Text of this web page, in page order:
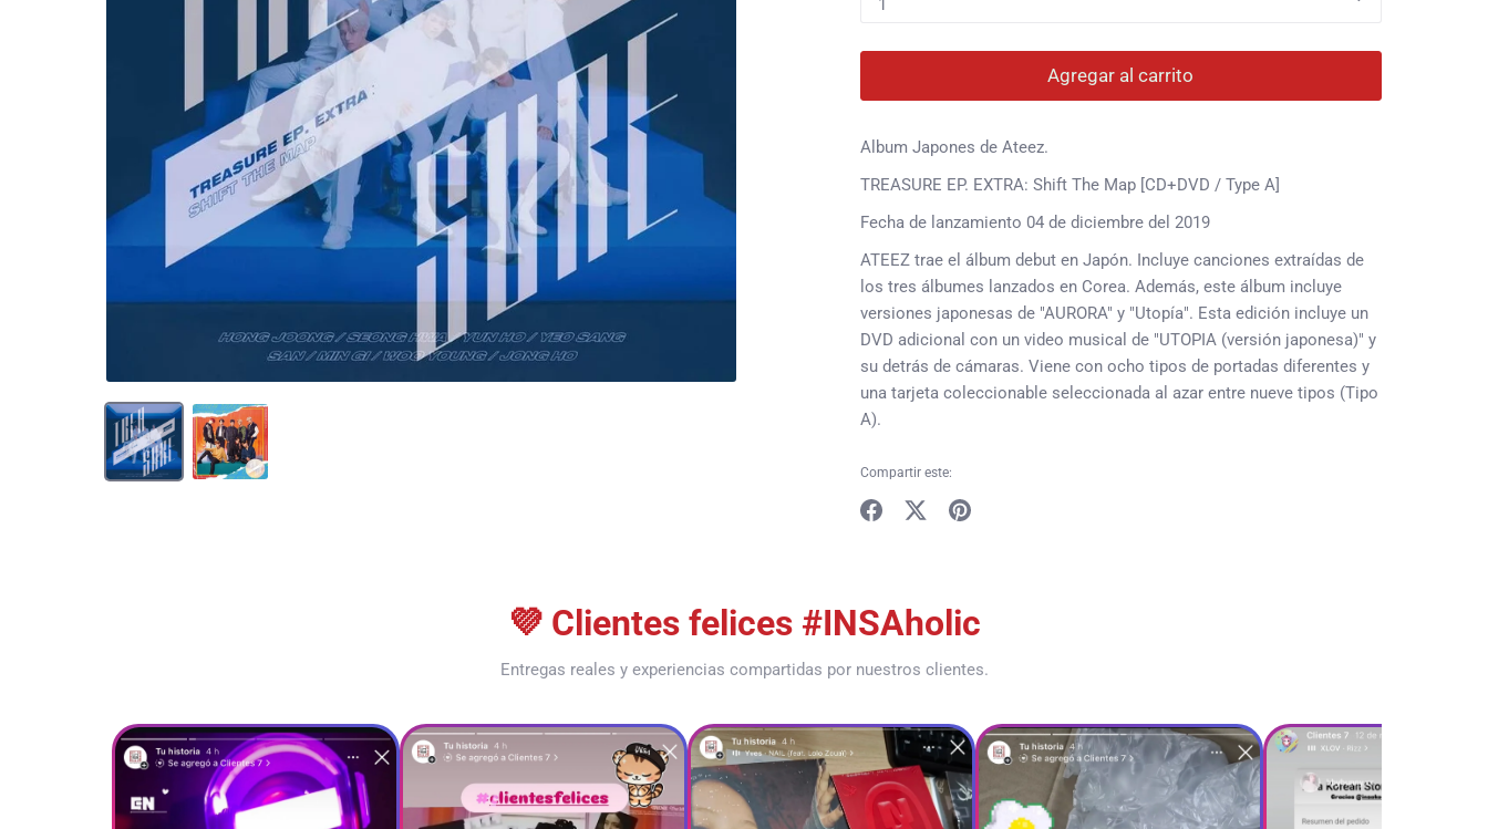
1
Agregar al carrito
Album Japones de Ateez.
TREASURE EP. EXTRA: Shift The Map [CD+DVD / Type A]
Fecha de lanzamiento 04 de diciembre del 2019
ATEEZ trae el álbum debut en Japón. Incluye canciones extraídas de
los tres álbumes lanzados en Corea. Además, este álbum incluye
versiones japonesas de "AURORA" y "Utopía". Esta edición incluye un
DVD adicional con un video musical de "UTOPIA (versión japonesa)" y
su detrás de cámaras. Viene con ocho tipos de portadas diferentes y
una tarjeta coleccionable seleccionada al azar entre nueve tipos (Tipo
A).
Compartir este:
💜 Clientes felices #INSAholic
Entregas reales y experiencias compartidas por nuestros clientes.